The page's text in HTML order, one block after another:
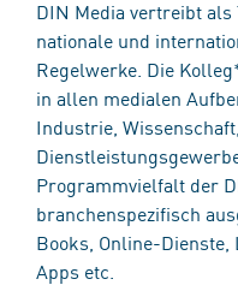
DIN Media vertreibt
nationale und
Regelwerke. Die
in allen medialen
Industrie,
Programmvielfalt der
branchenspezifisch
Books, Online-
Apps etc.